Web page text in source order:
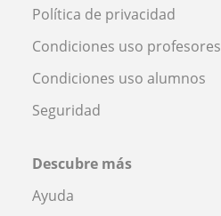
Política de privacidad
Condiciones uso profesores
Condiciones uso alumnos
Seguridad
Descubre más
Ayuda